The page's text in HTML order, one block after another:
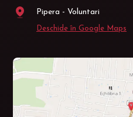
Pipera - Voluntari
Deschide în Google Maps